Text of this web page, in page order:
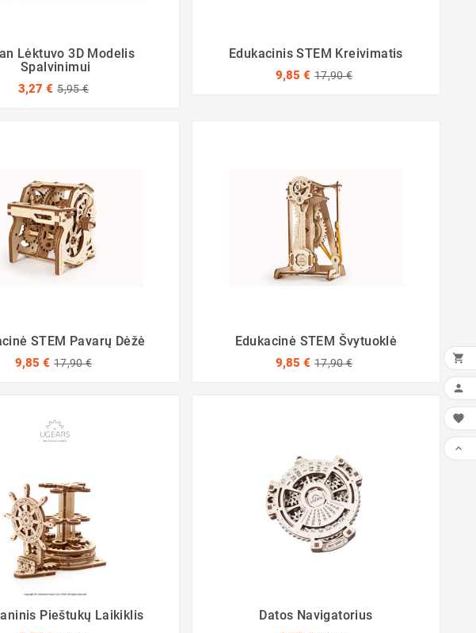
Lėktuvo 3D Modelis
Spalvinimui
3,27 € 5,95 €
Edukacinis STEM Kreivimatis
9,85 € 17,90 €
STEM Pavarų Dėžė
9,85 € 17,90 €
Edukacinė STEM Švytuoklė
9,85 € 17,90 €
Pieštukų Laikiklis Datos Navigatorius



